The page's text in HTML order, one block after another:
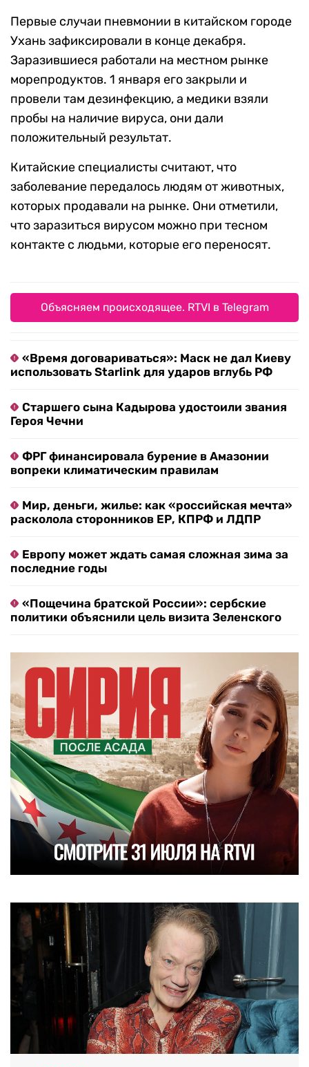
Первые случаи пневмонии в китайском городе
Ухань зафиксировали в конце декабря.
Заразившиеся работали на местном рынке
морепродуктов. 1 января его закрыли и
провели там дезинфекцию, а медики взяли
пробы на наличие вируса, они дали
положительный результат.
Китайские специалисты считают, что
заболевание передалось людям от животных,
которых продавали на рынке. Они отметили,
что заразиться вирусом можно при тесном
контакте с людьми, которые его переносят.
Объясняем происходящее. RTVI в Telegram
«Время договариваться»: Маск не дал Киеву
использовать Starlink для ударов вглубь РФ
Старшего сына Кадырова удостоили звания
Героя Чечни
ФРГ финансировала бурение в Амазонии
вопреки климатическим правилам
Мир, деньги, жилье: как «российская мечта»
расколола сторонников ЕР, КПРФ и ЛДПР
Европу может ждать самая сложная зима за
последние годы
«Пощечина братской России»: сербские
политики объяснили цель визита Зеленского